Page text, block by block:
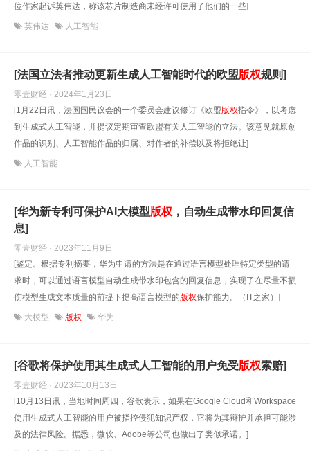
位作家起诉英伟达，称该芯片制造商未经许可使用了他们的一些]
英伟达 人工智能
[法国立法者推动更新生成人工智能时代的欧盟版权规则]
零壹财经 · 2024年1月23日
[1月22日讯，法国国民议会的一个委员会建议修订《欧盟版权指令》，以考虑
到生成式人工智能，并提议定期审查欧盟有关人工智能的立法。该意见就原创
作品的识别、人工智能作品的归属、对作者的补偿以及将拒绝让]
人工智能
[华为新专利可保护AI大模型版权 ，自动生成带水印回复信
息]
零壹财经 · 2023年11月9日
[鉴定。根据专利摘要，华为申请的方法是在通过语言模型处理特定类型的请
求时，可以通过语言模型自动生成带水印包含的回复信息，实现了在尽量不损
伤模型生成文本质量的前提下提高语言模型的版权保护能力。（IT之家）]
大模型 版权 华为
[谷歌将保护使用其生成式人工智能的用户免受版权索赔]
零壹财经 · 2023年10月13日
[10月13日讯，当地时间周四，谷歌表示，如果在Google Cloud和Workspace
使用生成式人工智能的用户被指控侵犯知识产权，它将为其辩护并承担可能涉
及的法律风险。据悉，微软、Adobe等公司也做出了类似承诺。]